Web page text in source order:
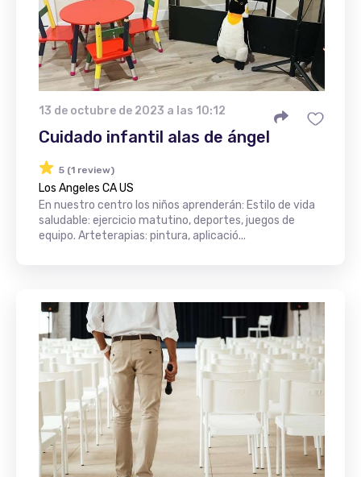
13 de octubre de 2023 a las 10:12
Cuidado infantil alas de ángel
5 (1 review)
Los Angeles CA US
En nuestro centro los niños aprenderán: Estilo de vida
saludable: ejercicio matutino, deportes, juegos de
equipo. Arteterapias: pintura, aplicació...